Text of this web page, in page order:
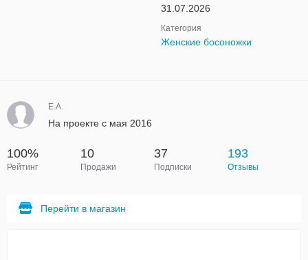
31.07.2026
Категория
Женские босоножки
Е.А.
На проекте с мая 2016
100%
Рейтинг
10
Продажи
37
Подписки
193
Отзывы
Перейти в магазин